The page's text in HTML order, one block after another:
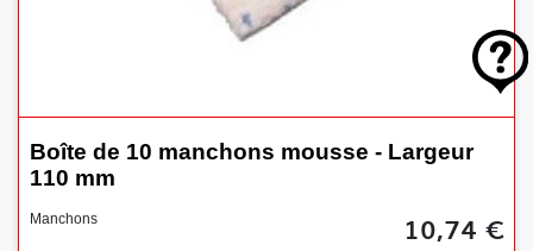
Boîte de 10 manchons mousse - Largeur
110 mm
Manchons 10,74 €